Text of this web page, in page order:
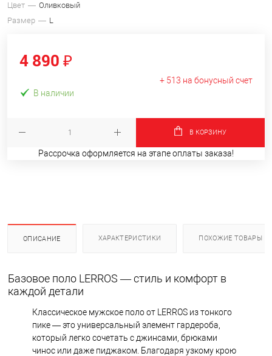
Цвет
Оливковый
Размер
L
4 890 ₽
+ 513 на бонусный счет
В наличии
В КОРЗИНУ
Рассрочка оформляется на этапе оплаты заказа!
ОПИСАНИЕ ХАРАКТЕРИСТИКИ ПОХОЖИЕ ТОВАРЫ
Базовое поло LERROS — стиль и комфорт в
каждой детали
Классическое мужское поло от LERROS из тонкого
пике — это универсальный элемент гардероба,
который легко сочетать с джинсами, брюками
чинос или даже пиджаком. Благодаря узкому крою